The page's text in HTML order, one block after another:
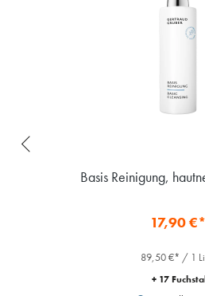
Basis Reinigung,
17,90 €*
89,50 €* / 1
+ 17